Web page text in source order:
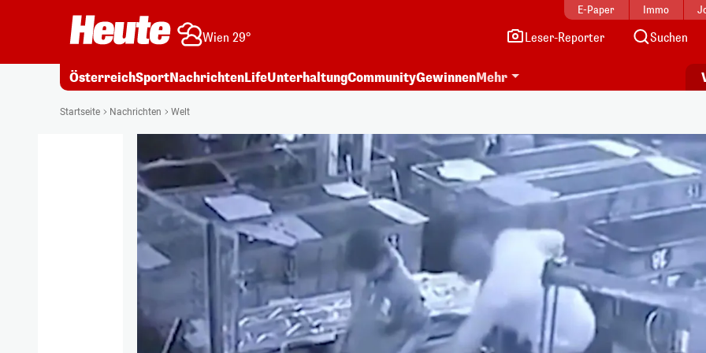
E-Paper Immo
Wien 29° Leser-Reporter Suchen
ÖsterreichSportNachrichtenLifeUnterhaltungCommunityGewinnenMehr
Startseite Nachrichten Welt